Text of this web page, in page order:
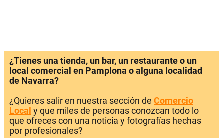
¿Tienes una tienda, un bar, un restaurante o un
local comercial en Pamplona o alguna localidad
de Navarra?
¿Quieres salir en nuestra sección de Comercio
Local y que miles de personas conozcan todo lo
que ofreces con una noticia y fotografías hechas
por profesionales?